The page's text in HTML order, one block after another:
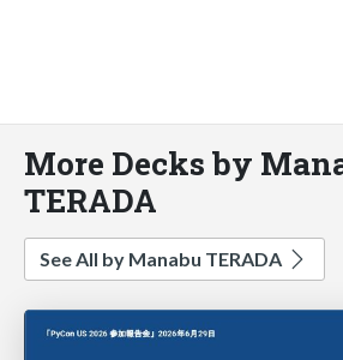
More Decks by
TERADA
See All by Manabu TERADA